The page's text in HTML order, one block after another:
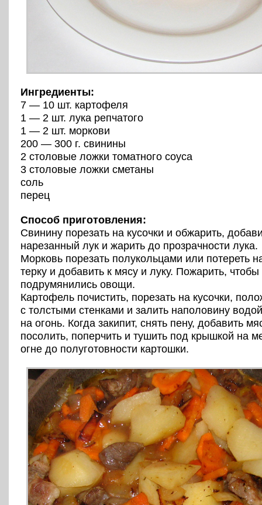
Ингредиенты:
7 — 10 шт. картофеля
1 — 2 шт. лука репчатого
1 — 2 шт. моркови
200 — 300 г. свинины
2 столовые ложки томатного соуса
3 столовые ложки сметаны
соль
перец
Способ приготовления:
Свинину порезать на кусочки и обжарить,
нарезанный лук и жарить до прозрачности лука.
Морковь порезать полукольцами или потереть
терку и добавить к мясу и луку. Пожарить, чтобы
подрумянились овощи.
Картофель почистить, порезать на кусочки,
с толстыми стенками и залить наполовину
на огонь. Когда закипит, снять пену, добавить
посолить, поперчить и тушить под крышкой на
огне до полуготовности картошки.